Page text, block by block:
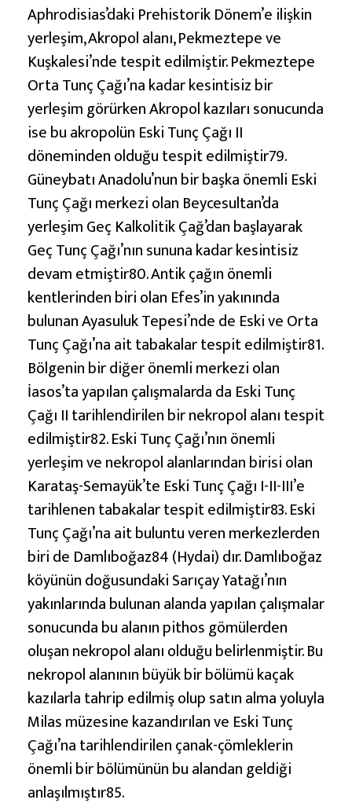
Aphrodisias’daki Prehistorik Dönem’e ilişkin
yerleşim, Akropol alanı, Pekmeztepe ve
Kuşkalesi’nde tespit edilmiştir. Pekmeztepe
Orta Tunç Çağı’na kadar kesintisiz bir
yerleşim görürken Akropol kazıları sonucunda
ise bu akropolün Eski Tunç Çağı II
döneminden olduğu tespit edilmiştir79.
Güneybatı Anadolu’nun bir başka önemli Eski
Tunç Çağı merkezi olan Beycesultan’da
yerleşim Geç Kalkolitik Çağ’dan başlayarak
Geç Tunç Çağı’nın sununa kadar kesintisiz
devam etmiştir80. Antik çağın önemli
kentlerinden biri olan Efes’in yakınında
bulunan Ayasuluk Tepesi’nde de Eski ve Orta
Tunç Çağı’na ait tabakalar tespit edilmiştir81.
Bölgenin bir diğer önemli merkezi olan
İasos’ta yapılan çalışmalarda da Eski Tunç
Çağı II tarihlendirilen bir nekropol alanı tespit
edilmiştir82. Eski Tunç Çağı’nın önemli
yerleşim ve nekropol alanlarından birisi olan
Karataş-Semayük’te Eski Tunç Çağı I-II-III’e
tarihlenen tabakalar tespit edilmiştir83. Eski
Tunç Çağı’na ait buluntu veren merkezlerden
biri de Damlıboğaz84 (Hydai) dır. Damlıboğaz
köyünün doğusundaki Sarıçay Yatağı’nın
yakınlarında bulunan alanda yapılan çalışmalar
sonucunda bu alanın pithos gömülerden
oluşan nekropol alanı olduğu belirlenmiştir. Bu
nekropol alanının büyük bir bölümü kaçak
kazılarla tahrip edilmiş olup satın alma yoluyla
Milas müzesine kazandırılan ve Eski Tunç
Çağı’na tarihlendirilen çanak-çömleklerin
önemli bir bölümünün bu alandan geldiği
anlaşılmıştır85.